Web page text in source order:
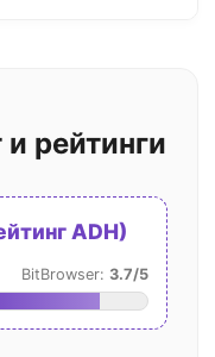
рейтинги
ADH)
BitBrowser: 3.7/5